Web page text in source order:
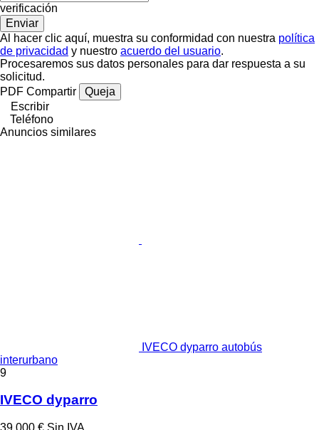
verificación
Al hacer clic aquí, muestra su conformidad con nuestra política
de privacidad y nuestro acuerdo del usuario.
Procesaremos sus datos personales para dar respuesta a su
solicitud.
PDF Compartir
Queja
Escribir
Teléfono
Anuncios similares
IVECO dyparro autobús
interurbano
9
IVECO dyparro